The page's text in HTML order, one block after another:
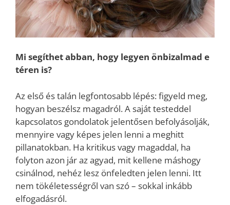
Mi segíthet abban, hogy legyen önbizalmad e
téren is?
Az első és talán legfontosabb lépés: figyeld meg,
hogyan beszélsz magadról. A saját testeddel
kapcsolatos gondolatok jelentősen befolyásolják,
mennyire vagy képes jelen lenni a meghitt
pillanatokban. Ha kritikus vagy magaddal, ha
folyton azon jár az agyad, mit kellene máshogy
csinálnod, nehéz lesz önfeledten jelen lenni. Itt
nem tökéletességről van szó – sokkal inkább
elfogadásról.